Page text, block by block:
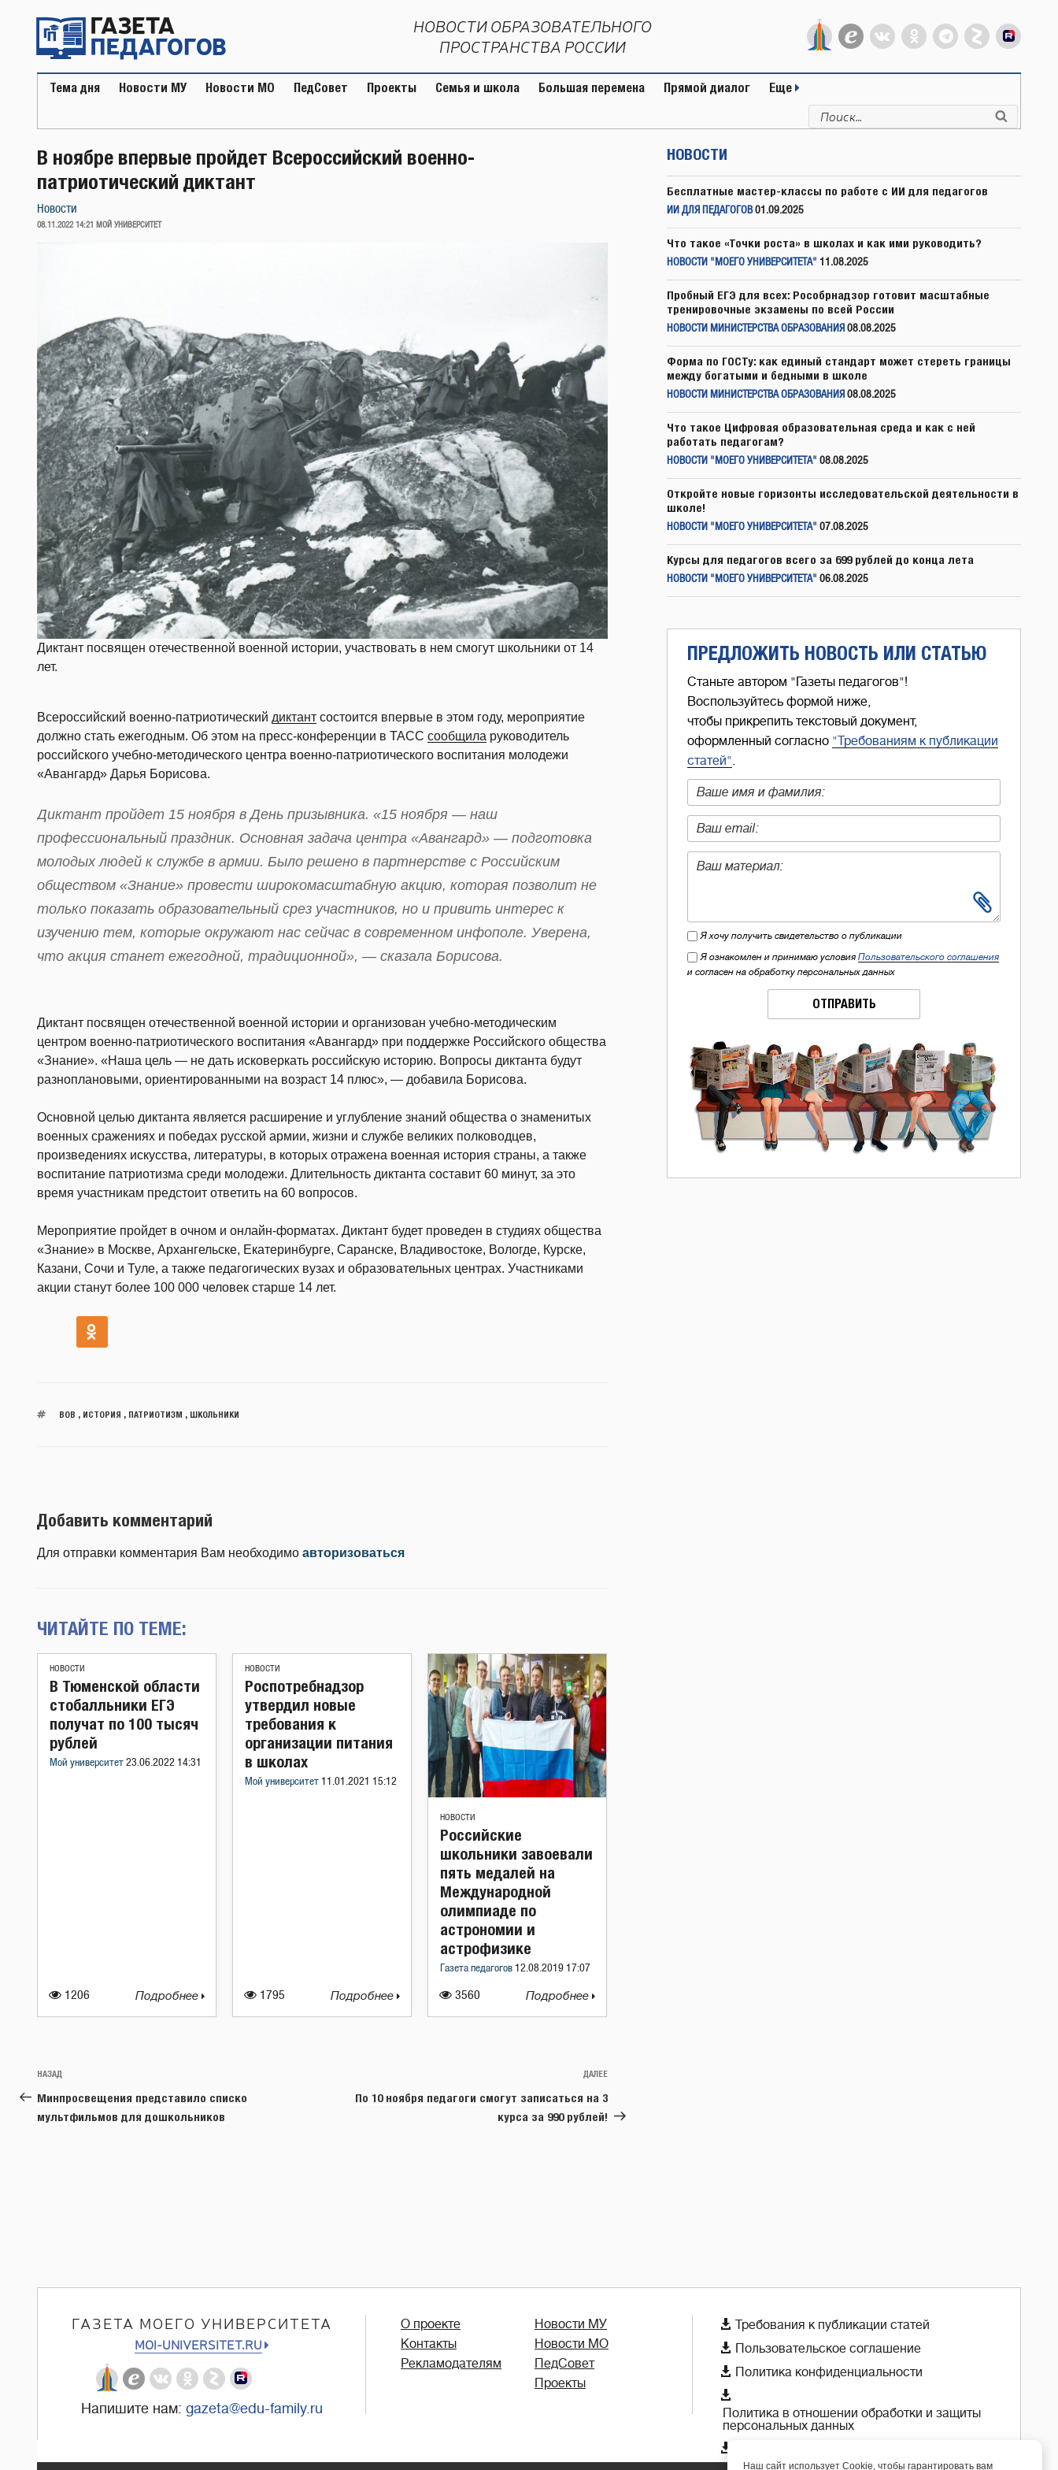
содержимому
НОВОСТИ ОБРАЗОВАТЕЛЬНОГО
ПРОСТРАНСТВА РОССИИ
Тема дня Новости МУ Новости МО ПедСовет Проекты Семья и школа Большая перемена Прямой диалог Еще
Искать:
В ноябре впервые пройдет Всероссийский военно-
патриотический диктант
Новости
ОПУБЛИКОВАНО
08.11.2022 14:21 МОЙ УНИВЕРСИТЕТ
Диктант посвящен отечественной военной истории, участвовать в нем смогут школьники от 14
лет.
Всероссийский военно-патриотический диктант состоится впервые в этом году, мероприятие
должно стать ежегодным. Об этом на пресс-конференции в ТАСС сообщила руководитель
российского учебно-методического центра военно-патриотического воспитания молодежи
«Авангард» Дарья Борисова.
Диктант пройдет 15 ноября в День призывника. «15 ноября — наш
профессиональный праздник. Основная задача центра «Авангард» — подготовка
молодых людей к службе в армии. Было решено в партнерстве с Российским
обществом «Знание» провести широкомасштабную акцию, которая позволит не
только показать образовательный срез участников, но и привить интерес к
изучению тем, которые окружают нас сейчас в современном инфополе. Уверена,
что акция станет ежегодной, традиционной», — сказала Борисова.
Диктант посвящен отечественной военной истории и организован учебно-методическим
центром военно-патриотического воспитания «Авангард» при поддержке Российского общества
«Знание». «Наша цель — не дать исковеркать российскую историю. Вопросы диктанта будут
разноплановыми, ориентированными на возраст 14 плюс», — добавила Борисова.
Основной целью диктанта является расширение и углубление знаний общества о знаменитых
военных сражениях и победах русской армии, жизни и службе великих полководцев,
произведениях искусства, литературы, в которых отражена военная история страны, а также
воспитание патриотизма среди молодежи. Длительность диктанта составит 60 минут, за это
время участникам предстоит ответить на 60 вопросов.
Мероприятие пройдет в очном и онлайн-форматах. Диктант будет проведен в студиях общества
«Знание» в Москве, Архангельске, Екатеринбурге, Саранске, Владивостоке, Вологде, Курске,
Казани, Сочи и Туле, а также педагогических вузах и образовательных центрах. Участниками
акции станут более 100 000 человек старше 14 лет.
ВОВ , ИСТОРИЯ , ПАТРИОТИЗМ , ШКОЛЬНИКИ
Добавить комментарий
Для отправки комментария Вам необходимо авторизоваться
ЧИТАЙТЕ ПО ТЕМЕ:
НОВОСТИ
1206
В Тюменской области
стобалльники ЕГЭ
получат по 100 тысяч
рублей
Мой университет 23.06.2022 14:31
Подробнее
НОВОСТИ
1795
Роспотребнадзор
утвердил новые
требования к
организации питания
в школах
Мой университет 11.01.2021 15:12
Подробнее
НОВОСТИ
3560
Российские
школьники завоевали
пять медалей на
Международной
олимпиаде по
астрономии и
астрофизике
Газета педагогов 12.08.2019 17:07
Подробнее
Навигация
по
записям
Предыдущая
запись:
НАЗАД
Минпросвещения представило списко
мультфильмов для дошкольников
Следующая
запись
ДАЛЕЕ
По 10 ноября педагоги смогут записаться на 3
курса за 990 рублей!
НОВОСТИ
Бесплатные мастер-классы по работе с ИИ для педагогов
ИИ ДЛЯ ПЕДАГОГОВ 01.09.2025
Что такое «Точки роста» в школах и как ими руководить?
НОВОСТИ "МОЕГО УНИВЕРСИТЕТА" 11.08.2025
Пробный ЕГЭ для всех: Рособрнадзор готовит масштабные
тренировочные экзамены по всей России
НОВОСТИ МИНИСТЕРСТВА ОБРАЗОВАНИЯ 08.08.2025
Форма по ГОСТу: как единый стандарт может стереть границы
между богатыми и бедными в школе
НОВОСТИ МИНИСТЕРСТВА ОБРАЗОВАНИЯ 08.08.2025
Что такое Цифровая образовательная среда и как с ней
работать педагогам?
НОВОСТИ "МОЕГО УНИВЕРСИТЕТА" 08.08.2025
Откройте новые горизонты исследовательской деятельности в
школе!
НОВОСТИ "МОЕГО УНИВЕРСИТЕТА" 07.08.2025
Курсы для педагогов всего за 699 рублей до конца лета
НОВОСТИ "МОЕГО УНИВЕРСИТЕТА" 06.08.2025
ПРЕДЛОЖИТЬ НОВОСТЬ ИЛИ СТАТЬЮ
Станьте автором "Газеты педагогов"!
Воспользуйтесь формой ниже,
чтобы прикрепить текстовый документ,
оформленный согласно "Требованиям к публикации
статей".
Я хочу получить свидетельство о публикации
Я ознакомлен и принимаю условия Пользовательского соглашения
и согласен на обработку персональных данных
ОТПРАВИТЬ
ГАЗЕТА МОЕГО УНИВЕРСИТЕТА
MOI-UNIVERSITET.RU
Напишите нам: gazeta@edu-family.ru
О проекте
Контакты
Рекламодателям
Новости МУ
Новости МО
ПедСовет
Проекты
 Требования к публикации статей
 Пользовательское соглашение
 Политика конфиденциальности

Политика в отношении обработки и защиты
персональных данных

Наш сайт использует Cookie, чтобы гарантировать вам